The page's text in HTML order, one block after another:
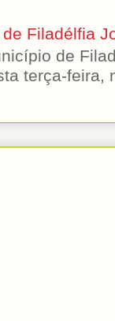
Filadélfia
de
terça-feira,